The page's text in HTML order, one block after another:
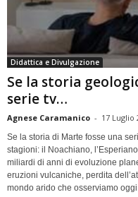
Didattica e Divulgazione
Se la storia
serie tv…
Agnese Caramanico - 17 Luglio
Se la storia di Marte fosse una
stagioni: il Noachiano,
miliardi di anni di evoluzione
eruzioni vulcaniche, perdita
mondo arido che osserviamo